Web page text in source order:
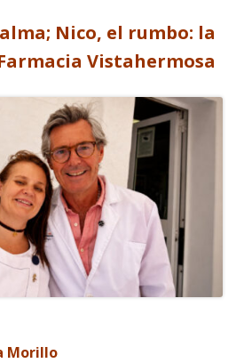
Nico, el rumbo: la
Vistahermosa
Morillo